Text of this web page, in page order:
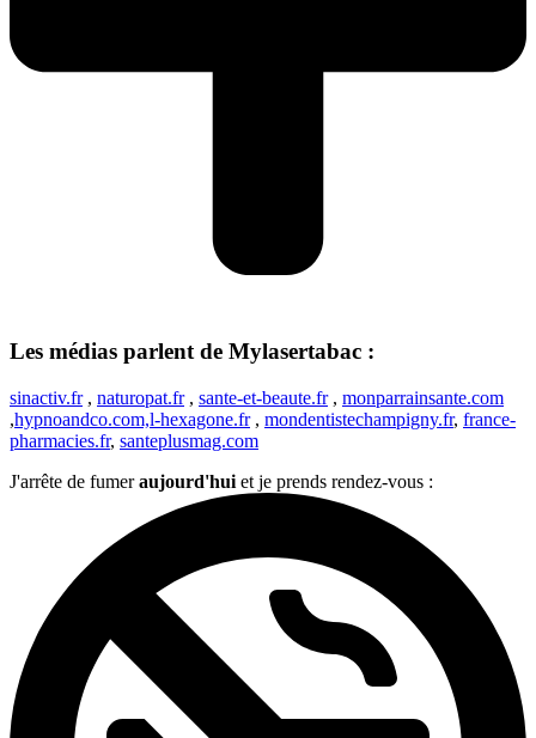
Les médias parlent de Mylasertabac :
sinactiv.fr, naturopat.fr, sante-et-beaute.fr, monparrainsante.com
,hypnoandco.com,l-hexagone.fr, mondentistechampigny.fr, france-
pharmacies.fr, santeplusmag.com
J'arrête de fumeraujourd'hui et je prends rendez-vous :